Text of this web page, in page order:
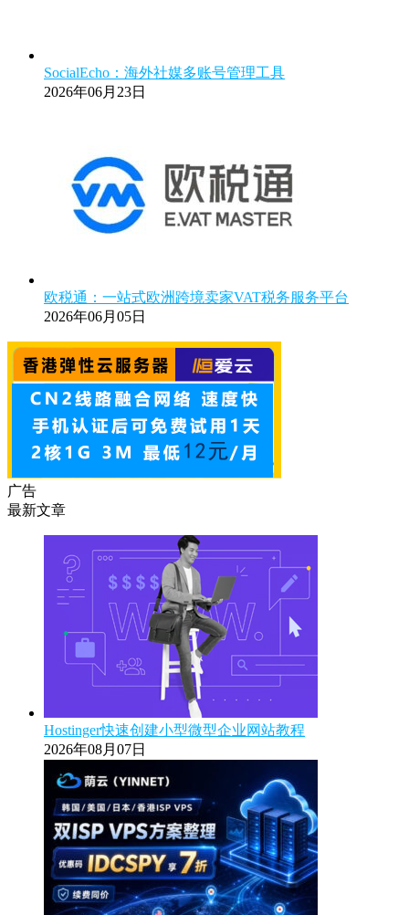
SocialEcho：海外社媒多账号管理工具
2026年06月23日
欧税通：一站式欧洲跨境卖家VAT税务服务平台
2026年06月05日
广告
最新文章
Hostinger快速创建小型微型企业网站教程
2026年08月07日